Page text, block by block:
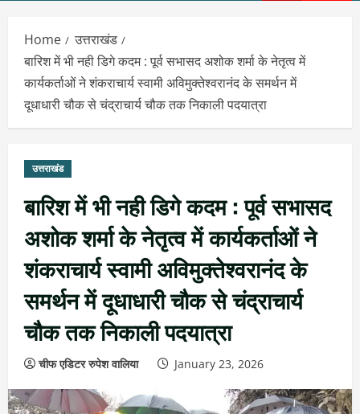
Home
उत्तराखंड
बारिश में भी नही डिगे कदम : पूर्व सभासद अशोक शर्मा के नेतृत्व में
कार्यकर्ताओं ने शंकराचार्य स्वामी अविमुक्तेश्वरानंद के समर्थन में
दूधाधारी चौक से चंद्राचार्य चौक तक निकाली पदयात्रा
उत्तराखंड
बारिश में भी नही डिगे कदम : पूर्व सभासद
अशोक शर्मा के नेतृत्व में कार्यकर्ताओं ने
शंकराचार्य स्वामी अविमुक्तेश्वरानंद के
समर्थन में दूधाधारी चौक से चंद्राचार्य
चौक तक निकाली पदयात्रा
चीफ एडिटर रुपेश वालिया January 23, 2026